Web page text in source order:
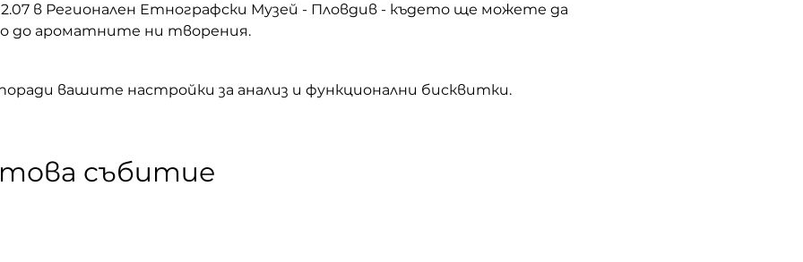
в Регионален Етнографски Музей - Пловдив - където ще можете да
до ароматните ни творения.
вашите настройки за анализ и функционални бисквитки.
събитие